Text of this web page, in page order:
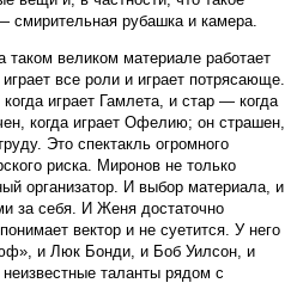
рубашка и камера.
великом материале работает
все роли и играет потрясающе.
играет Гамлета, и стар — когда
когда играет Офелию; он страшен,
Это спектакль огромного
риска. Миронов не только
организатор. И выбор материала, и
за себя. И Женя достаточно
вектор и не суетится. У него
и Люк Бонди, и Боб Уилсон, и
таланты рядом с